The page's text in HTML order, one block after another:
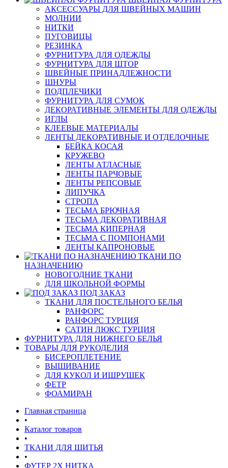
АКСЕССУАРЫ ДЛЯ ШВЕЙНЫХ МАШИН
МОЛНИИ
НИТКИ
ПУГОВИЦЫ
РЕЗИНКА
ФУРНИТУРА ДЛЯ ОДЕЖДЫ
ФУРНИТУРА ДЛЯ ШТОР
ШВЕЙНЫЕ ПРИНАДЛЕЖНОСТИ
ШНУРЫ
ПОДПЛЕЧИКИ
ФУРНИТУРА ДЛЯ СУМОК
ДЕКОРАТИВНЫЕ ЭЛЕМЕНТЫ ДЛЯ ОДЕЖДЫ
ИГЛЫ
КЛЕЕВЫЕ МАТЕРИАЛЫ
ЛЕНТЫ ДЕКОРАТИВНЫЕ И ОТДЕЛОЧНЫЕ
БЕЙКА КОСАЯ
КРУЖЕВО
ЛЕНТЫ АТЛАСНЫЕ
ЛЕНТЫ ПАРЧОВЫЕ
ЛЕНТЫ РЕПСОВЫЕ
ЛИПУЧКА
СТРОПА
ТЕСЬМА БРЮЧНАЯ
ТЕСЬМА ДЕКОРАТИВНАЯ
ТЕСЬМА КИПЕРНАЯ
ТЕСЬМА С ПОМПОНАМИ
ЛЕНТЫ КАПРОНОВЫЕ
ТКАНИ ПО
НАЗНАЧЕНИЮ
НОВОГОДНИЕ ТКАНИ
ДЛЯ ШКОЛЬНОЙ ФОРМЫ
ПОД ЗАКАЗ
ТКАНИ ДЛЯ ПОСТЕЛЬНОГО БЕЛЬЯ
РАНФОРС
РАНФОРС ТУРЦИЯ
САТИН ЛЮКС ТУРЦИЯ
ФУРНИТУРА ДЛЯ НИЖНЕГО БЕЛЬЯ
ТОВАРЫ ДЛЯ РУКОДЕЛИЯ
БИСЕРОПЛЕТЕНИЕ
ВЫШИВАНИЕ
ДЛЯ КУКОЛ И ИШРУШЕК
ФЕТР
ФОАМИРАН
Главная страница
•
Каталог товаров
•
ТКАНИ ДЛЯ ШИТЬЯ
•
ФУТЕР 2Х НИТКА